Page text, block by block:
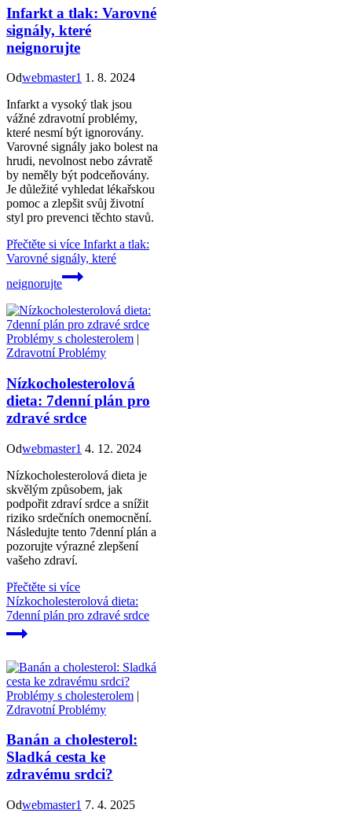
Infarkt a tlak: Varovné
signály, které
neignorujte
Odwebmaster1 1. 8. 2024
Infarkt a vysoký tlak jsou
vážné zdravotní problémy,
které nesmí být ignorovány.
Varovné signály jako bolest na
hrudi, nevolnost nebo závratě
by neměly být podceňovány.
Je důležité vyhledat lékařskou
pomoc a zlepšit svůj životní
styl pro prevenci těchto stavů.
Přečtěte si více Infarkt a tlak:
Varovné signály, které
neignorujte
Problémy s cholesterolem |
Zdravotní Problémy
Nízkocholesterolová
dieta: 7denní plán pro
zdravé srdce
Odwebmaster1 4. 12. 2024
Nízkocholesterolová dieta je
skvělým způsobem, jak
podpořit zdraví srdce a snížit
riziko srdečních onemocnění.
Následujte tento 7denní plán a
pozorujte výrazné zlepšení
vašeho zdraví.
Přečtěte si více
Nízkocholesterolová dieta:
7denní plán pro zdravé srdce
Problémy s cholesterolem |
Zdravotní Problémy
Banán a cholesterol:
Sladká cesta ke
zdravému srdci?
Odwebmaster1 7. 4. 2025